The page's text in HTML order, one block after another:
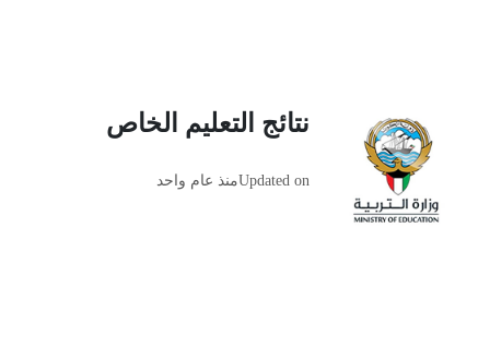
نتائج التعليم الخاص
Updated onمنذ عام واحد